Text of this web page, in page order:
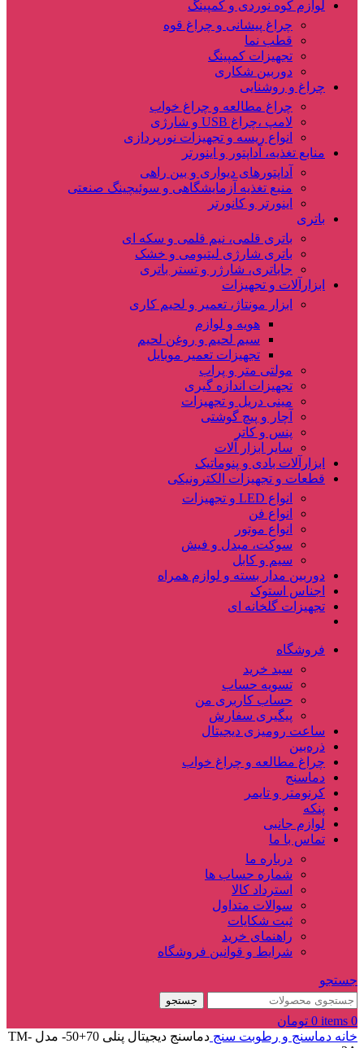
لوازم کوه نوردی و کمپینگ
چراغ پیشانی و چراغ قوه
قطب نما
تجهیزات کمپینگ
دوربین شکاری
چراغ و روشنایی
چراغ مطالعه و چراغ خواب
لامپ ،چراغ USB و شارژی
انواع ریسه و تجهیزات نورپردازی
منابع تغذیه، آداپتور و اینورتر
آداپتورهای دیواری و بین راهی
منبع تغذیه آزمایشگاهی و سوئیچینگ صنعتی
اینورتر و کانورتر
باتری
باتری قلمی، نیم قلمی و سکه ای
باتری شارژی لیتیومی و خشک
جاباتری، شارژر و تستر باتری
ابزارآلات و تجهیزات
ابزار مونتاژ، تعمیر و لحیم کاری
هویه و لوازم
سیم لحیم و روغن لحیم
تجهیزات تعمیر موبایل
مولتی متر و پراب
تجهیزات اندازه گیری
مینی دریل و تجهیزات
آچار و پیچ گوشتی
پنس و کاتر
سایر ابزار آلات
ابزارآلات بادی و پنوماتیک
قطعات و تجهیزات الکترونیکی
انواع LED و تجهیزات
انواع فن
انواع موتور
سوکت، مبدل و فیش
سیم و کابل
دوربین مدار بسته و لوازم همراه
اجناس استوک
تجهیزات گلخانه ای
فروشگاه
سبد خرید
تسویه حساب
حساب کاربری من
پیگیری سفارش
ساعت‌ رومیزی دیجیتال
ذره‌بین‌
چراغ مطالعه و چراغ خواب
دماسنج‌
کرنومتر و تایمر
پنکه
لوازم جانبی
تماس با ما
درباره ما
شماره حساب ها
استرداد کالا
سوالات متداول
ثبت شکایات
راهنمای خرید
شرایط و قوانین فروشگاه
جستجو
جستجو
0
items
0 تومان
خانه دماسنج و رطوبت سنج
دماسنج دیجیتال پنلی 70+50- مدل TM-